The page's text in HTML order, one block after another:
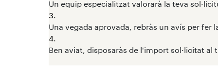
Un equip especialitzat valorarà la teva
3.
Una vegada aprovada, rebràs un avís per fer
4.
Ben aviat, disposaràs de l'import sol·licitat al